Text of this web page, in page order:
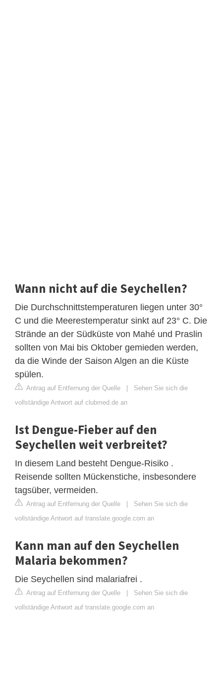
Wann nicht auf die Seychellen?
Die Durchschnittstemperaturen liegen unter 30°
C und die Meerestemperatur sinkt auf 23° C. Die
Strände an der Südküste von Mahé und Praslin
sollten von Mai bis Oktober gemieden werden,
da die Winde der Saison Algen an die Küste
spülen.
Antrag auf Entfernung der Quelle | Sehen Sie sich die
vollständige Antwort auf clubmed.de an
Ist Dengue-Fieber auf den
Seychellen weit verbreitet?
In diesem Land besteht Dengue-Risiko .
Reisende sollten Mückenstiche, insbesondere
tagsüber, vermeiden.
Antrag auf Entfernung der Quelle | Sehen Sie sich die
vollständige Antwort auf translate.google.com an
Kann man auf den Seychellen
Malaria bekommen?
Die Seychellen sind malariafrei .
Antrag auf Entfernung der Quelle | Sehen Sie sich die
vollständige Antwort auf translate.google.com an